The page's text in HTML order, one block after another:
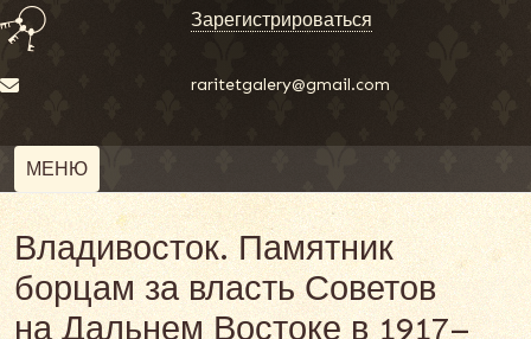
Зарегистрироваться
raritetgalery@gmail.com
МЕНЮ
Владивосток. Памятник
борцам за власть Советов
на Дальнем Востоке в 1917–